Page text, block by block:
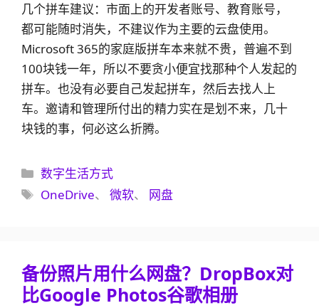
几个拼车建议：市面上的开发者账号、教育账号，
都可能随时消失，不建议作为主要的云盘使用。
Microsoft 365的家庭版拼车本来就不贵，普遍不到
100块钱一年，所以不要贪小便宜找那种个人发起的
拼车。也没有必要自己发起拼车，然后去找人上
车。邀请和管理所付出的精力实在是划不来，几十
块钱的事，何必这么折腾。
分
类
数字生活方式
标
OneDrive、微软、 网盘
备份照片用什么网盘？DropBox对
比Google Photos谷歌相册